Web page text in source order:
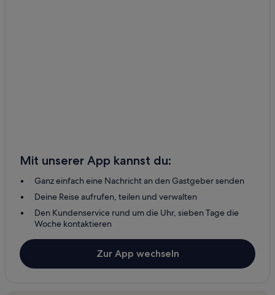
Mit unserer App kannst du:
Ganz einfach eine Nachricht an den Gastgeber senden
Deine Reise aufrufen, teilen und verwalten
Den Kundenservice rund um die Uhr, sieben Tage die
Woche kontaktieren
Zur App wechseln